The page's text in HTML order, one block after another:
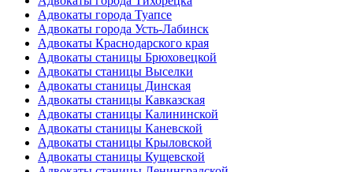
Адвокаты города Туапсе
Адвокаты города Усть-Лабинск
Адвокаты Краснодарского края
Адвокаты станицы Брюховецкой
Адвокаты станицы Выселки
Адвокаты станицы Динская
Адвокаты станицы Кавказская
Адвокаты станицы Калининской
Адвокаты станицы Каневской
Адвокаты станицы Крыловской
Адвокаты станицы Кущевской